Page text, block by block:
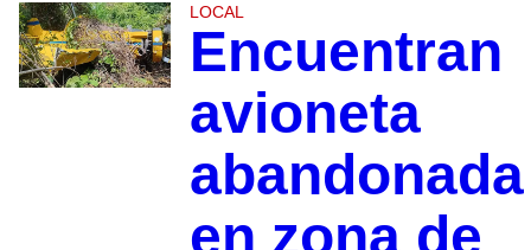
LOCAL
Encuentran
avioneta
abandonada
en zona de